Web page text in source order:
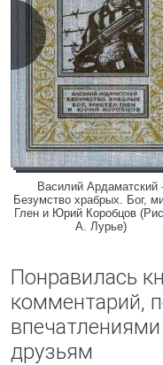
Василий Ардаматский
Безумство храбрых. Бог,
Глен и Юрий Коробцов
А. Лурье)
Понравилась
комментарий,
друзьям